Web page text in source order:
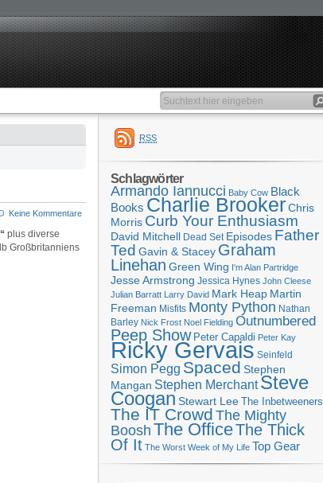
Keine Kommentare
plus diverse
Großbritanniens
RSS
Schlagwörter
Armando Iannucci Baby Cow Black
Books Charlie BrookerChris
Morris Curb Your Enthusiasm
David Mitchell Dead Set Episodes Father
Ted Gavin & Stacey Graham
Linehan Green Wing I'm Alan Partridge
Jesse Armstrong Jessica Hynes John Cleese
Julian Barratt Larry David Mark Heap Martin
Freeman Misfits Monty Python Nathan
Barley Nick Frost Noel Fielding Outnumbered
Peep Show Peter Capaldi Peter Kay
Ricky Gervais Seinfeld
Simon Pegg Spaced Stephen
Mangan Stephen Merchant Steve
CooganStewart Lee The Inbetweeners
The IT Crowd The Mighty
Boosh The OfficeThe Thick
Of It The Worst Week of My Life Top Gear